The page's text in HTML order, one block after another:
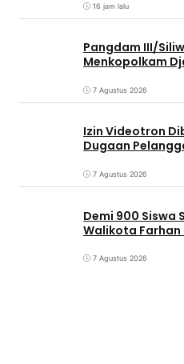
16 jam lalu
Pangdam III/
Menkopolkam
7 Agustus 2026
Izin Videotron
Dugaan
7 Agustus 2026
Demi 900 Siswa
Walikota Farhan
7 Agustus 2026